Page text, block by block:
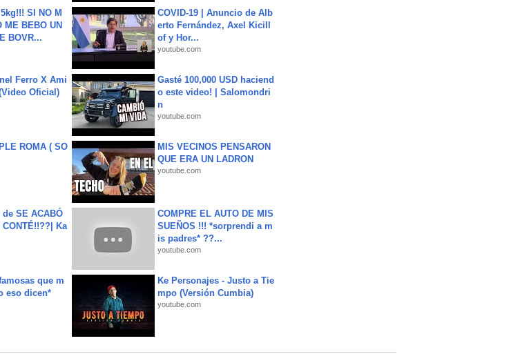
SI NO M
ME BEBO UN
BOVR...
COVID-19 | Anuncio de Alb
erto Fernández, Axel Kicill
of y Hor...
youtube.com
Ferro X Ami
Oficial)
Gasté 100,000 USD haciend
o este video! | Salomondri
n
youtube.com
ROMA ( SO
MIS VECINOS PENSARON
QUE ERA UN LADRON
youtube.com
de SE ACABÓ
Ka
COMPRE EL AUTO DE MIS
SUEÑOS !!! *sorprendi a m
is padres* ??...
youtube.com
que m
eso dicen*
Ke Personajes - Justo a Tie
mpo (Versión Cumbia)
youtube.com